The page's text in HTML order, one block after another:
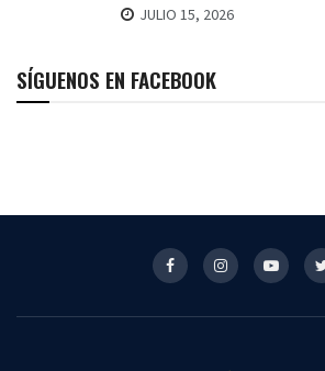
JULIO 15, 2026
SÍGUENOS EN FACEBOOK